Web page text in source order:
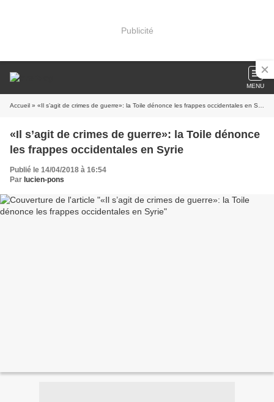
Publicité
MENU
Accueil » «Il s’agit de crimes de guerre»: la Toile dénonce les frappes occidentales en Syrie
«Il s’agit de crimes de guerre»: la Toile dénonce
les frappes occidentales en Syrie
Publié le 14/04/2018 à 16:54
Par lucien-pons